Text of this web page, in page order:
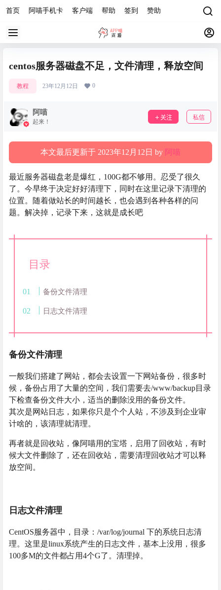
首页 阿喵手机卡 客户端 帮助 签到 赞助
centos服务器磁盘不足，文件清理，释放空间
教程 23年12月12日 0
阿喵
起来！
关注 私信
本文最后更新于 2023年12月12日 by 阿喵
最近服务器磁盘老是爆红，100G都不够用。忍受了很久
了。今早终于决定好好清理下，同时在这里记录下清理的
位置。随着做站长的时间越长，也会遇到各种各样的问
题。解决掉，记录下来，这就是成长吧
目录
备份文件清理
日志文件清理
备份文件清理
一般我们搭建了网站，都会去设置一下网站备份，很多时
候，备份占用了大量的空间，我们需要去/www/backup目录
下检查备份文件大小，适当的删除没用的备份文件。
其次是网站日志，如果你只是个个人站，不涉及到企业审
计啥的，该清理就清理。
再者就是回收站，像阿喵用的宝塔，启用了回收站，有时
候大文件删除了，还在回收站，需要清理回收站才可以释
放空间。
日志文件清理
CentOS服务器中，目录：/var/log/journal 下的系统日志清
理。这里是linux系统产生的日志文件，基本上没用，很多
100多M的文件都占用4个G了。清理掉。